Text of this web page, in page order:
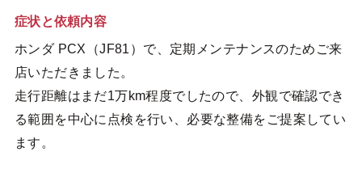
症状と依頼内容
ホンダ PCX（JF81）で、定期メンテナンスのためご来
店いただきました。
走行距離はまだ1万km程度でしたので、外観で確認でき
る範囲を中心に点検を行い、必要な整備をご提案してい
ます。